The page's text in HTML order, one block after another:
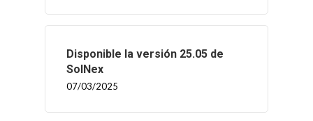
Disponible la versión 25.05 de
SolNex
07/03/2025